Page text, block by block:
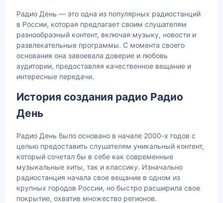
Радио День — это одна из популярных радиостанций
в России, которая предлагает своим слушателям
разнообразный контент, включая музыку, новости и
развлекательные программы. С момента своего
основания она завоевала доверие и любовь
аудитории, предоставляя качественное вещание и
интересные передачи.
История создания радио Радио
День
Радио День было основано в начале 2000-х годов с
целью предоставить слушателям уникальный контент,
который сочетал бы в себе как современные
музыкальные хиты, так и классику. Изначально
радиостанция начала свое вещание в одном из
крупных городов России, но быстро расширила свое
покрытие, охватив множество регионов.